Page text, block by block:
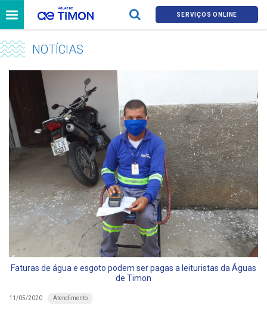
SERVIÇOS ONLINE
NOTÍCIAS
Faturas de água e esgoto podem ser pagas a leituristas da Águas
de Timon
11/05/2020 Atendimento